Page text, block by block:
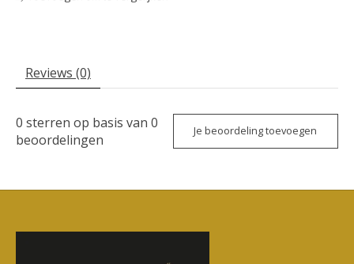
Reviews (0)
0 sterren op basis van 0
beoordelingen
Je beoordeling toevoegen